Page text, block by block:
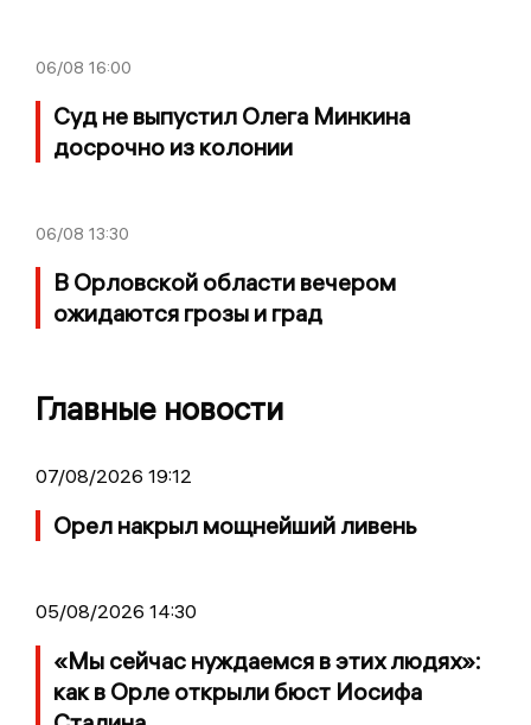
06/08 16:00
Суд не выпустил Олега Минкина
досрочно из колонии
06/08 13:30
В Орловской области вечером
ожидаются грозы и град
Главные новости
07/08/2026 19:12
Орел накрыл мощнейший ливень
05/08/2026 14:30
«Мы сейчас нуждаемся в этих людях»:
как в Орле открыли бюст Иосифа